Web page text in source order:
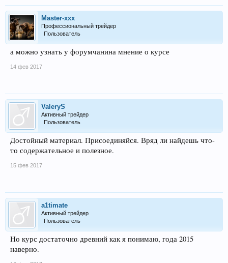
Master-xxx
Профессиональный трейдер
Пользователь
а можно узнать у форумчанина мнение о курсе
14 фев 2017
ValeryS
Активный трейдер
Пользователь
Достойный материал. Присоединяйся. Вряд ли найдешь что-
то содержательное и полезное.
15 фев 2017
a1timate
Активный трейдер
Пользователь
Но курс достаточно древний как я понимаю, года 2015
наверно.